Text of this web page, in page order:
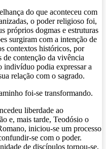
do que aconteceu com
o poder religioso foi,
próprios dogmas e estruturas
surgiram com a intenção de
contextos históricos, por
de contenção da vivência
indivíduo podia expressar a
relação com o sagrado.
foi-se transformando.
liberdade ao
e, mais tarde, Teodósio o
iniciou-se um processo
se com o poder.
de discípulos tornou-se,